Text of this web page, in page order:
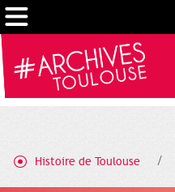
Histoire de Toulouse
Cookies management panel